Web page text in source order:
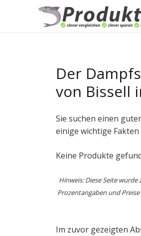
Der
von Bissell
Sie suchen einen
einige wichtige
Keine Produkte
Hinweis: Diese Seite
Prozentangaben und
Im zuvor gezeigten